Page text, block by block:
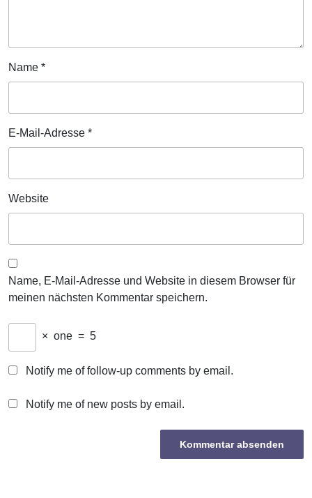
Name *
E-Mail-Adresse *
Website
Name, E-Mail-Adresse und Website in diesem Browser für
meinen nächsten Kommentar speichern.
× one = 5
Notify me of follow-up comments by email.
Notify me of new posts by email.